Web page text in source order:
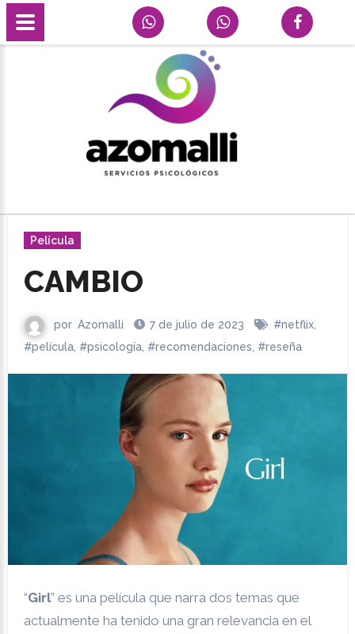
Película
CAMBIO
por Azomalli 7 de julio de 2023 #netflix
#película, #psicología, #recomendaciones #reseña
“ Girl” es una película que narra dos temas que
actualmente ha tenido una gran relevancia en el